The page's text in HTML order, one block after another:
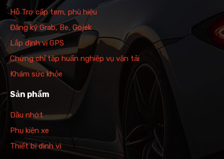
Hỗ Trợ cấp tem, phù hiệu
Đăng ký Grab, Be, Gojek
Lắp định vị GPS
Chứng chỉ tập huấn nghiệp vụ vận tải
Khám sức khỏe
Sản phẩm
Dầu nhớt
Phụ kiện xe
Thiết bị định vị